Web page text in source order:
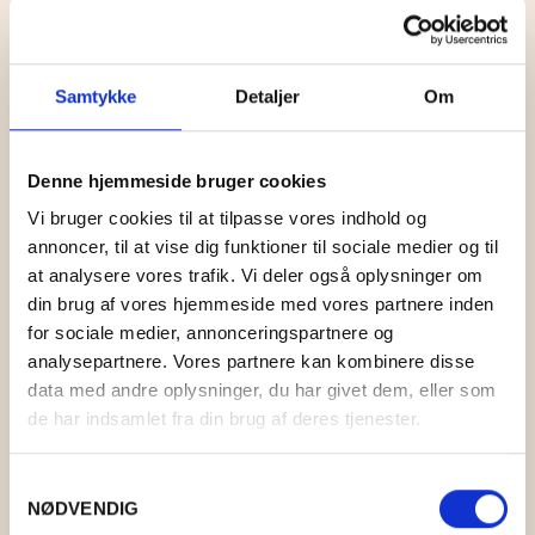
Samtykke Detaljer Om
Denne hjemmeside bruger cookies
Vi bruger cookies til at tilpasse vores indhold og
annoncer, til at vise dig funktioner til sociale medier og til
at analysere vores trafik. Vi deler også oplysninger om
din brug af vores hjemmeside med vores partnere inden
for sociale medier, annonceringspartnere og
analysepartnere. Vores partnere kan kombinere disse
data med andre oplysninger, du har givet dem, eller som
de har indsamlet fra din brug af deres tjenester.
NØDVENDIG
STAGE STØVGUL
38,00